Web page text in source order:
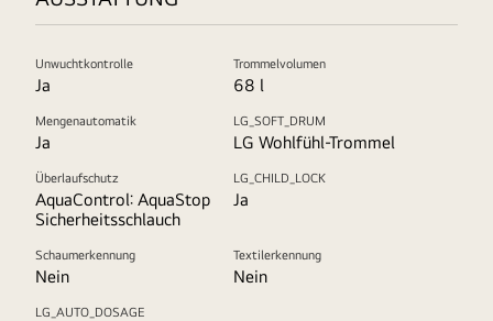
Unwuchtkontrolle
Ja
Trommelvolumen
68 l
Mengenautomatik
Ja
LG_SOFT_DRUM
LG Wohlfühl-Trommel
Überlaufschutz
AquaControl: AquaStop
Sicherheitsschlauch
LG_CHILD_LOCK
Ja
Schaumerkennung
Nein
Textilerkennung
Nein
LG_AUTO_DOSAGE